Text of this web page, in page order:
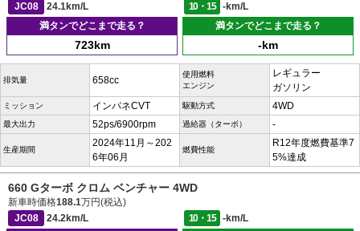
JC08
24.1km/L 10・15
-km/L
満タンでどこまで走る？
723km
満タンでどこまで走る？
-km
排気量 658cc
使用燃料
エンジン
レギュラー
ガソリン
ミッション インパネCVT 駆動方式 4WD
最大出力 52ps/6900rpm 過給器（ターボ） -
生産期間
2024年11月～202
6年06月
燃費性能
R12年度燃費基準7
5%達成
660 Gターボ クロム ベンチャー 4WD
新車時価格188.1万円(税込)
JC08
24.2km/L 10・15
-km/L